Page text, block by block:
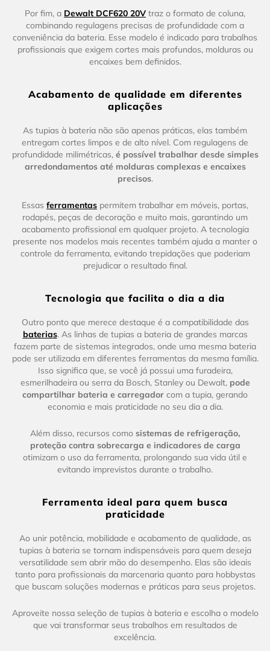
Por fim, a Dewalt DCF620 20V traz o formato de coluna,
combinando regulagens precisas de profundidade com a
conveniência da bateria. Esse modelo é indicado para trabalhos
profissionais que exigem cortes mais profundos, molduras ou
encaixes bem definidos.
Acabamento de qualidade em diferentes
aplicações
As tupias à bateria não são apenas práticas, elas também
entregam cortes limpos e de alto nível. Com regulagens de
profundidade milimétricas, é possível trabalhar desde simples
arredondamentos até molduras complexas e encaixes
precisos.
Essas ferramentas permitem trabalhar em móveis, portas,
rodapés, peças de decoração e muito mais, garantindo um
acabamento profissional em qualquer projeto. A tecnologia
presente nos modelos mais recentes também ajuda a manter o
controle da ferramenta, evitando trepidações que poderiam
prejudicar o resultado final.
Tecnologia que facilita o dia a dia
Outro ponto que merece destaque é a compatibilidade das
baterias. As linhas de tupias a bateria de grandes marcas
fazem parte de sistemas integrados, onde uma mesma bateria
pode ser utilizada em diferentes ferramentas da mesma família.
Isso significa que, se você já possui uma furadeira,
esmerilhadeira ou serra da Bosch, Stanley ou Dewalt, pode
compartilhar bateria e carregador com a tupia, gerando
economia e mais praticidade no seu dia a dia.
Além disso, recursos como sistemas de refrigeração,
proteção contra sobrecarga e indicadores de carga
otimizam o uso da ferramenta, prolongando sua vida útil e
evitando imprevistos durante o trabalho.
Ferramenta ideal para quem busca
praticidade
Ao unir potência, mobilidade e acabamento de qualidade, as
tupias à bateria se tornam indispensáveis para quem deseja
versatilidade sem abrir mão do desempenho. Elas são ideais
tanto para profissionais da marcenaria quanto para hobbystas
que buscam soluções modernas e práticas para seus projetos.
Aproveite nossa seleção de tupias à bateria e escolha o modelo
que vai transformar seus trabalhos em resultados de
excelência.